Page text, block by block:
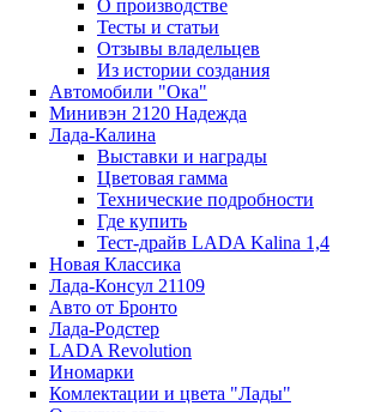
О производстве
Тесты и статьи
Отзывы владельцев
Из истории создания
Автомобили "Ока"
Минивэн 2120 Надежда
Лада-Калина
Выставки и награды
Цветовая гамма
Технические подробности
Где купить
Тест-драйв LADA Kalina 1,4
Новая Классика
Лада-Консул 21109
Авто от Бронто
Лада-Родстер
LADA Revolution
Иномарки
Комлектации и цвета "Лады"